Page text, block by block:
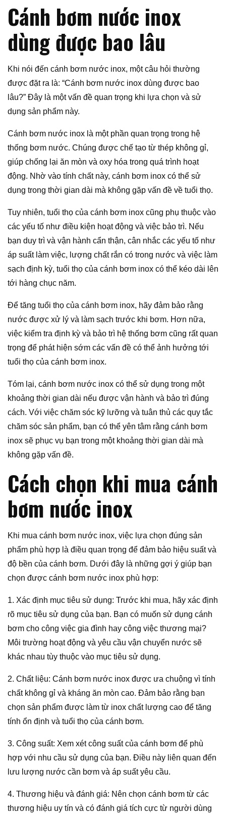
Cánh bơm nước inox
dùng được bao lâu
Khi nói đến cánh bơm nước inox, một câu hỏi thường
được đặt ra là: “Cánh bơm nước inox dùng được bao
lâu?” Đây là một vấn đề quan trọng khi lựa chọn và sử
dụng sản phẩm này.
Cánh bơm nước inox là một phần quan trọng trong hệ
thống bơm nước. Chúng được chế tạo từ thép không gỉ,
giúp chống lại ăn mòn và oxy hóa trong quá trình hoạt
động. Nhờ vào tính chất này, cánh bơm inox có thể sử
dụng trong thời gian dài mà không gặp vấn đề về tuổi thọ.
Tuy nhiên, tuổi thọ của cánh bơm inox cũng phụ thuộc vào
các yếu tố như điều kiện hoạt động và việc bảo trì. Nếu
bạn duy trì và vận hành cẩn thận, cân nhắc các yếu tố như
áp suất làm việc, lượng chất rắn có trong nước và việc làm
sạch định kỳ, tuổi thọ của cánh bơm inox có thể kéo dài lên
tới hàng chục năm.
Để tăng tuổi thọ của cánh bơm inox, hãy đảm bảo rằng
nước được xử lý và làm sạch trước khi bơm. Hơn nữa,
việc kiểm tra định kỳ và bảo trì hệ thống bơm cũng rất quan
trọng để phát hiện sớm các vấn đề có thể ảnh hưởng tới
tuổi thọ của cánh bơm inox.
Tóm lại, cánh bơm nước inox có thể sử dụng trong một
khoảng thời gian dài nếu được vận hành và bảo trì đúng
cách. Với việc chăm sóc kỹ lưỡng và tuân thủ các quy tắc
chăm sóc sản phẩm, bạn có thể yên tâm rằng cánh bơm
inox sẽ phục vụ bạn trong một khoảng thời gian dài mà
không gặp vấn đề.
Cách chọn khi mua cánh
bơm nước inox
Khi mua cánh bơm nước inox, việc lựa chọn đúng sản
phẩm phù hợp là điều quan trọng để đảm bảo hiệu suất và
độ bền của cánh bơm. Dưới đây là những gợi ý giúp bạn
chọn được cánh bơm nước inox phù hợp:
1. Xác định mục tiêu sử dụng: Trước khi mua, hãy xác định
rõ mục tiêu sử dụng của bạn. Bạn có muốn sử dụng cánh
bơm cho công việc gia đình hay công việc thương mại?
Môi trường hoạt động và yêu cầu vận chuyển nước sẽ
khác nhau tùy thuộc vào mục tiêu sử dụng.
2. Chất liệu: Cánh bơm nước inox được ưa chuộng vì tính
chất không gỉ và kháng ăn mòn cao. Đảm bảo rằng bạn
chọn sản phẩm được làm từ inox chất lượng cao để tăng
tính ổn định và tuổi thọ của cánh bơm.
3. Công suất: Xem xét công suất của cánh bơm để phù
hợp với nhu cầu sử dụng của bạn. Điều này liên quan đến
lưu lượng nước cần bơm và áp suất yêu cầu.
4. Thương hiệu và đánh giá: Nên chọn cánh bơm từ các
thương hiệu uy tín và có đánh giá tích cực từ người dùng